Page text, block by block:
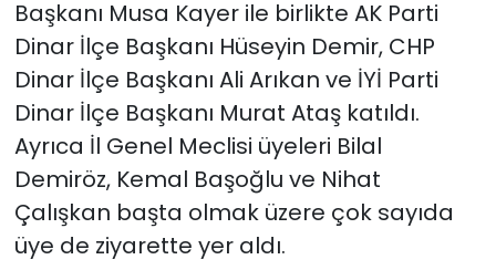
Başkanı Musa Kayer ile birlikte AK Parti
Dinar İlçe Başkanı Hüseyin Demir, CHP
Dinar İlçe Başkanı Ali Arıkan ve İYİ Parti
Dinar İlçe Başkanı Murat Ataş katıldı.
Ayrıca İl Genel Meclisi üyeleri Bilal
Demiröz, Kemal Başoğlu ve Nihat
Çalışkan başta olmak üzere çok sayıda
üye de ziyarette yer aldı.